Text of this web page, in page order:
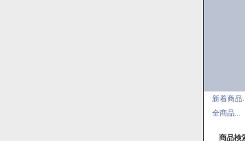
新着商品...
全商品...
商品検